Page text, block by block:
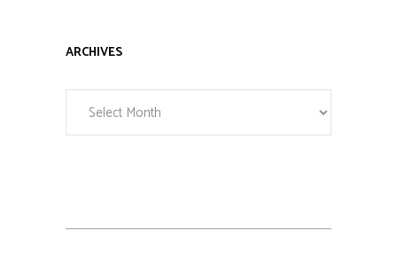
ARCHIVES
Archives